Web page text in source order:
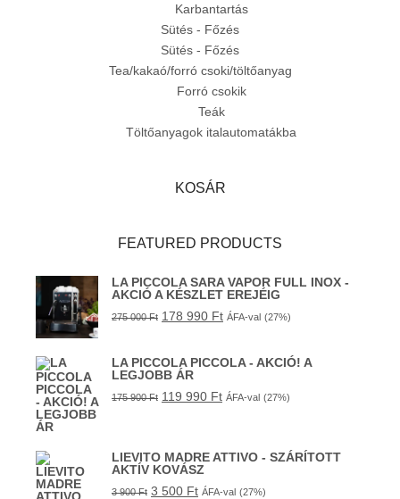
Karbantartás
Sütés - Főzés
Sütés - Főzés
Tea/kakaó/forró csoki/töltőanyag
Forró csokik
Teák
Töltőanyagok italautomatákba
KOSÁR
FEATURED PRODUCTS
LA PICCOLA SARA VAPOR FULL INOX -
AKCIÓ A KÉSZLET EREJÉIG
275 000Ft 178 990 Ft ÁFA-val (27%)
LA PICCOLA PICCOLA - AKCIÓ! A
LEGJOBB ÁR
175 900Ft 119 990 Ft ÁFA-val (27%)
LIEVITO MADRE ATTIVO - SZÁRÍTOTT
AKTÍV KOVÁSZ
3 900Ft 3 500 Ft ÁFA-val (27%)